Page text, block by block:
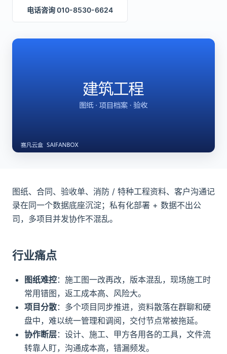
电话咨询 010-8530-6624
图纸、合同、验收单、消防 / 特种工程资料、客户沟通记
录在同一个数据底座沉淀；私有化部署 + 数据不出公
司，多项目并发协作不混乱。
行业痛点
图纸难控：施工图一改再改，版本混乱，现场施工时
常用错图，返工成本高、风险大。
项目分散：多个项目同步推进，资料散落在群聊和硬
盘中，难以统一管理和调阅，交付节点常被拖延。
协作断层：设计、施工、甲方各用各的工具，文件流
转靠人盯，沟通成本高，错漏频发。